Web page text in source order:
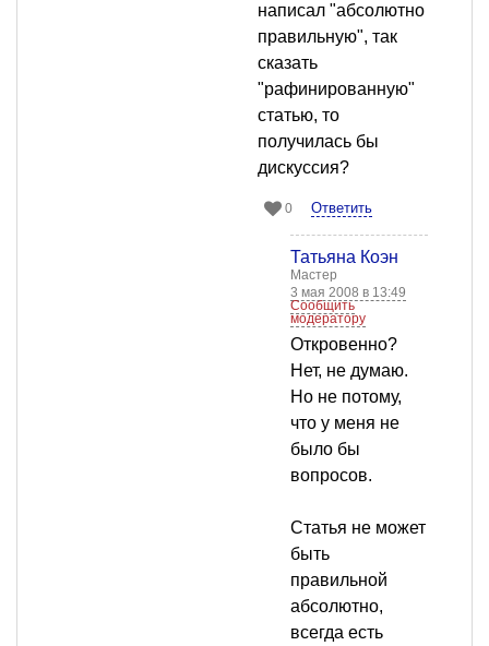
написал "абсолютно
правильную", так
сказать
"рафинированную"
статью, то
получилась бы
дискуссия?
0 Ответить
Татьяна Коэн
Мастер
3 мая 2008 в 13:49
Сообщить
модератору
Откровенно?
Нет, не думаю.
Но не потому,
что у меня не
было бы
вопросов.
Статья не может
быть
правильной
абсолютно,
всегда есть